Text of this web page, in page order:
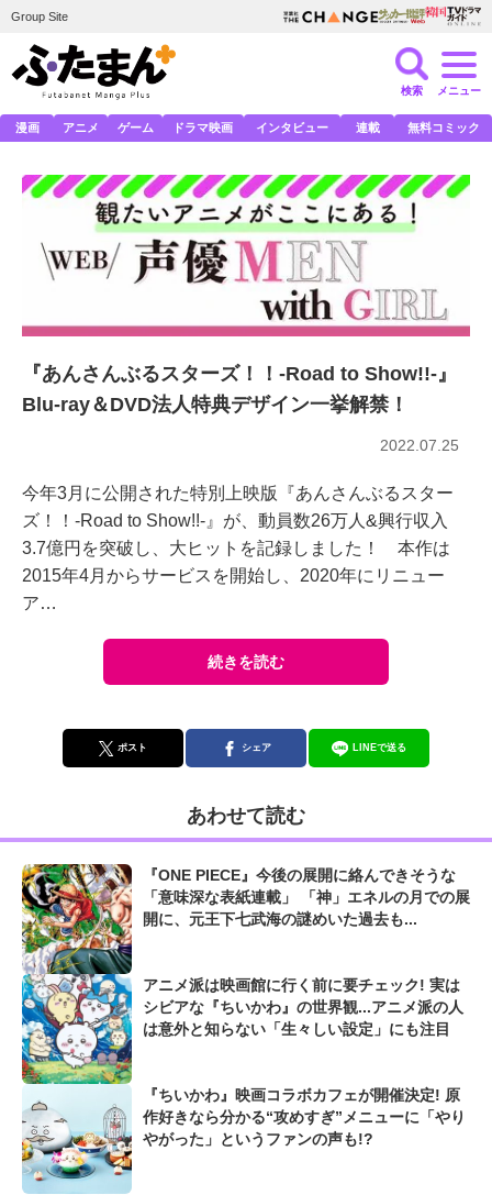
Group Site
検索 メニュー
漫画 アニメ ゲーム ドラマ映画 インタビュー 連載 無料コミック
『あんさんぶるスターズ！！-Road to Show!!-』
Blu-ray＆DVD法人特典デザイン一挙解禁！
2022.07.25
今年3月に公開された特別上映版『あんさんぶるスター
ズ！！-Road to Show!!-』が、動員数26万人&興行収入
3.7億円を突破し、大ヒットを記録しました！ 本作は
2015年4月からサービスを開始し、2020年にリニュー
ア…
続きを読む
ポスト シェア LINEで送る
あわせて読む
『ONE PIECE』今後の展開に絡んできそうな
「意味深な表紙連載」 「神」エネルの月での展
開に、元王下七武海の謎めいた過去も...
アニメ派は映画館に行く前に要チェック! 実は
シビアな『ちいかわ』の世界観...アニメ派の人
は意外と知らない「生々しい設定」にも注目
『ちいかわ』映画コラボカフェが開催決定! 原
作好きなら分かる“攻めすぎ”メニューに「やり
やがった」というファンの声も!?